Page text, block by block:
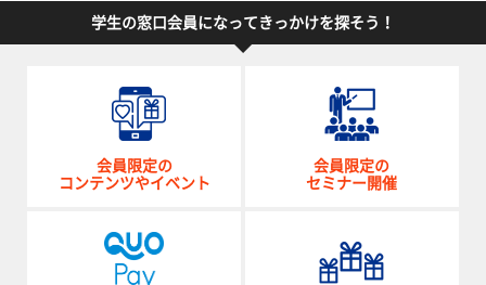
学生の窓口会員になってきっかけを探そう！
会員限定の
コンテンツやイベント
会員限定の
セミナー開催